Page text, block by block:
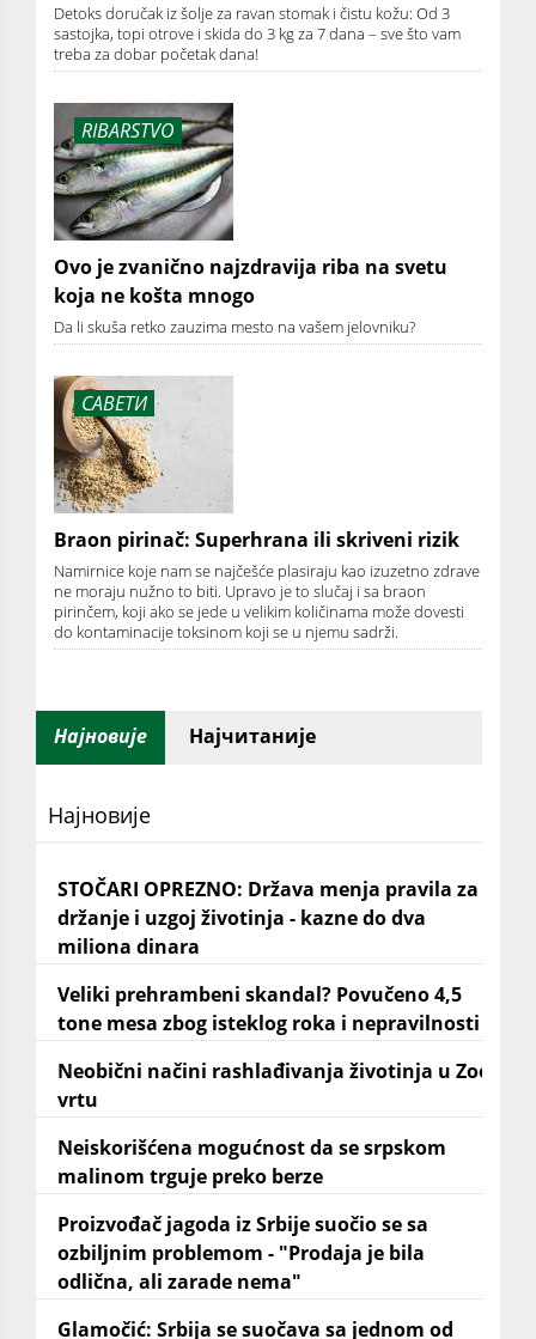
Detoks doručak iz šolje za ravan stomak i čistu kožu: Od 3
sastojka, topi otrove i skida do 3 kg za 7 dana – sve što vam
treba za dobar početak dana!
RIBARSTVO
Ovo je zvanično najzdravija riba na svetu
koja ne košta mnogo
Da li skuša retko zauzima mesto na vašem jelovniku?
САВЕТИ
Braon pirinač: Superhrana ili skriveni rizik
Namirnice koje nam se najčešće plasiraju kao izuzetno zdrave
ne moraju nužno to biti. Upravo je to slučaj i sa braon
pirinčem, koji ako se jede u velikim količinama može dovesti
do kontaminacije toksinom koji se u njemu sadrži.
Најновије Најчитаније
Најновије
STOČARI OPREZNO: Država menja pravila za
držanje i uzgoj životinja - kazne do dva
miliona dinara
Veliki prehrambeni skandal? Povučeno 4,5
tone mesa zbog isteklog roka i nepravilnosti
Neobični načini rashlađivanja životinja u Zoo
vrtu
Neiskorišćena mogućnost da se srpskom
malinom trguje preko berze
Proizvođač jagoda iz Srbije suočio se sa
ozbiljnim problemom - "Prodaja je bila
odlična, ali zarade nema"
Glamočić: Srbija se suočava sa jednom od